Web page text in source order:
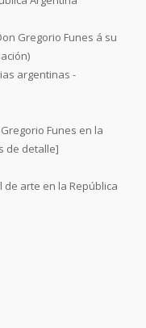
Gregorio Funes á su
argentinas -
Funes en la
de detalle]
arte en la República